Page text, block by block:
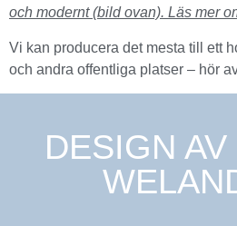
och modernt (bild ovan). Läs mer
Vi kan producera det mesta till ett
och andra offentliga platser – hör
DESIGN AV